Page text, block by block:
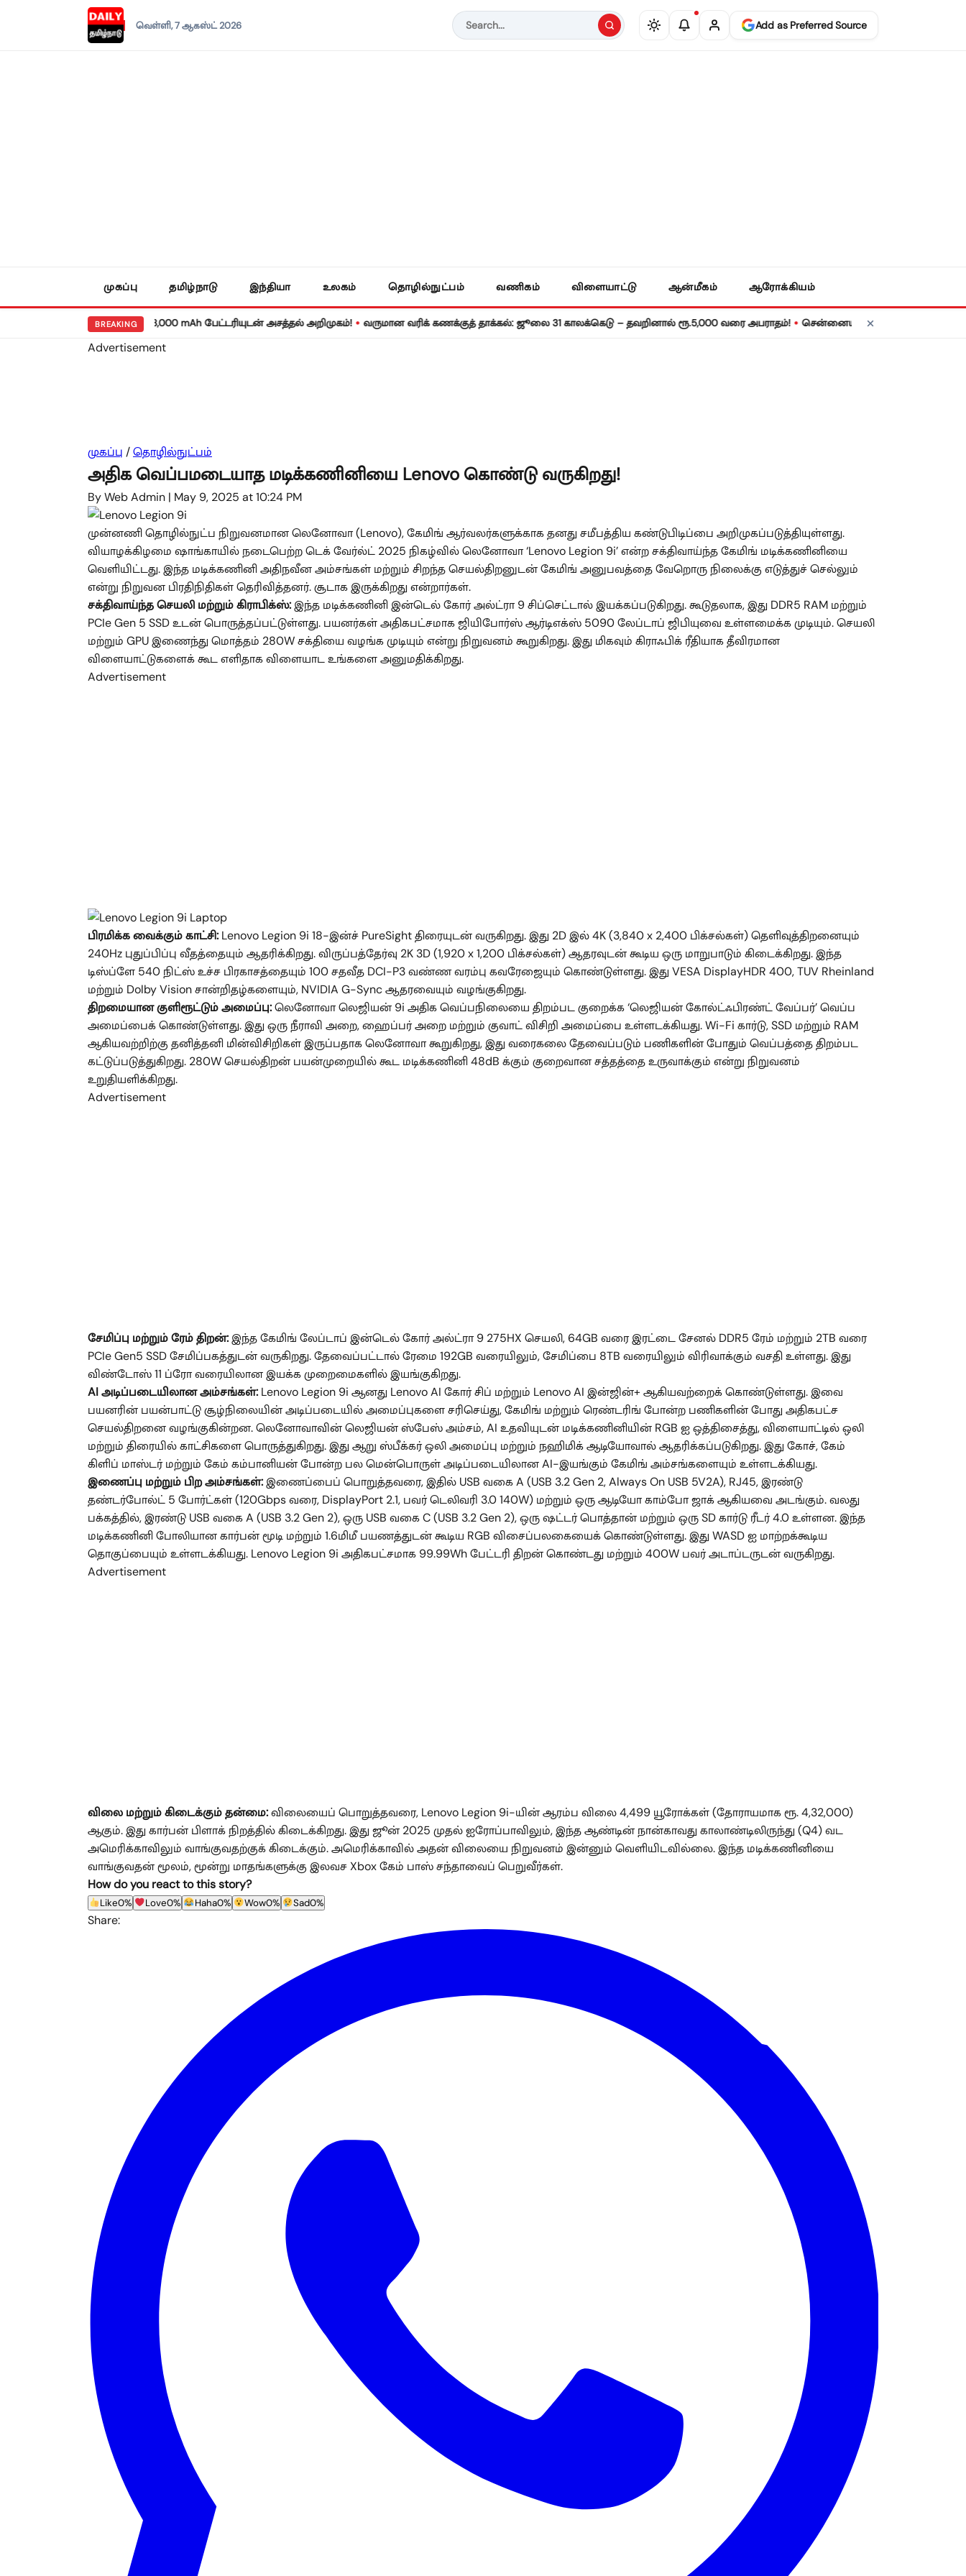
வெள்ளி, 7 ஆகஸ்ட் 2026 Add as Preferred Source
முகப்பு தமிழ்நாடு இந்தியா உலகம் தொழில்நுட்பம் வணிகம் விளையாட்டு ஆன்மீகம் ஆரோக்கியம்
BREAKING
ரெட்மி நோட் 17 5ஜி: 8,000 mAh பேட்டரியுடன் அசத்தல் அறிமுகம்! • வருமான வரிக் கணக்குத் தாக்கல்: ஜூலை 31 காலக்கெடு – தவறினால் ரூ.5,000 வரை அபராதம்! • சென்னையில் நாளை மின் தடை! உங்கள்
Advertisement
முகப்பு /தொழில்நுட்பம்
அதிக வெப்பமடையாத மடிக்கணினியை Lenovo கொண்டு வருகிறது!
By Web Admin | May 9, 2025 at 10:24 PM
முன்னணி தொழில்நுட்ப நிறுவனமான லெனோவா (Lenovo), கேமிங் ஆர்வலர்களுக்காக தனது சமீபத்திய கண்டுபிடிப்பை அறிமுகப்படுத்தியுள்ளது.
வியாழக்கிழமை ஷாங்காயில் நடைபெற்ற டெக் வேர்ல்ட் 2025 நிகழ்வில் லெனோவா ‘Lenovo Legion 9i’ என்ற சக்திவாய்ந்த கேமிங் மடிக்கணினியை
வெளியிட்டது. இந்த மடிக்கணினி அதிநவீன அம்சங்கள் மற்றும் சிறந்த செயல்திறனுடன் கேமிங் அனுபவத்தை வேறொரு நிலைக்கு எடுத்துச் செல்லும்
என்று நிறுவன பிரதிநிதிகள் தெரிவித்தனர். சூடாக இருக்கிறது என்றார்கள்.
சக்திவாய்ந்த செயலி மற்றும் கிராபிக்ஸ்:இந்த மடிக்கணினி இன்டெல் கோர் அல்ட்ரா 9 சிப்செட்டால் இயக்கப்படுகிறது. கூடுதலாக, இது DDR5 RAM மற்றும்
PCIe Gen 5 SSD உடன் பொருத்தப்பட்டுள்ளது. பயனர்கள் அதிகபட்சமாக ஜியிபோர்ஸ் ஆர்டிஎக்ஸ் 5090 லேப்டாப் ஜிபியுவை உள்ளமைக்க முடியும். செயலி
மற்றும் GPU இணைந்து மொத்தம் 280W சக்தியை வழங்க முடியும் என்று நிறுவனம் கூறுகிறது. இது மிகவும் கிராஃபிக் ரீதியாக தீவிரமான
விளையாட்டுகளைக் கூட எளிதாக விளையாட உங்களை அனுமதிக்கிறது.
Advertisement
பிரமிக்க வைக்கும் காட்சி: Lenovo Legion 9i 18-இன்ச் PureSight திரையுடன் வருகிறது. இது 2D இல் 4K (3,840 x 2,400 பிக்சல்கள்) தெளிவுத்திறனையும்
240Hz புதுப்பிப்பு வீதத்தையும் ஆதரிக்கிறது. விருப்பத்தேர்வு 2K 3D (1,920 x 1,200 பிக்சல்கள்) ஆதரவுடன் கூடிய ஒரு மாறுபாடும் கிடைக்கிறது. இந்த
டிஸ்ப்ளே 540 நிட்ஸ் உச்ச பிரகாசத்தையும் 100 சதவீத DCI-P3 வண்ண வரம்பு கவரேஜையும் கொண்டுள்ளது. இது VESA DisplayHDR 400, TUV Rheinland
மற்றும் Dolby Vision சான்றிதழ்களையும், NVIDIA G-Sync ஆதரவையும் வழங்குகிறது.
திறமையான குளிரூட்டும் அமைப்பு:லெனோவா லெஜியன் 9i அதிக வெப்பநிலையை திறம்பட குறைக்க ‘லெஜியன் கோல்ட்ஃபிரண்ட் வேப்பர்’ வெப்ப
அமைப்பைக் கொண்டுள்ளது. இது ஒரு நீராவி அறை, ஹைப்பர் அறை மற்றும் குவாட் விசிறி அமைப்பை உள்ளடக்கியது. Wi-Fi கார்டு, SSD மற்றும் RAM
ஆகியவற்றிற்கு தனித்தனி மின்விசிறிகள் இருப்பதாக லெனோவா கூறுகிறது, இது வரைகலை தேவைப்படும் பணிகளின் போதும் வெப்பத்தை திறம்பட
கட்டுப்படுத்துகிறது. 280W செயல்திறன் பயன்முறையில் கூட மடிக்கணினி 48dB க்கும் குறைவான சத்தத்தை உருவாக்கும் என்று நிறுவனம்
உறுதியளிக்கிறது.
Advertisement
சேமிப்பு மற்றும் ரேம் திறன்:இந்த கேமிங் லேப்டாப் இன்டெல் கோர் அல்ட்ரா 9 275HX செயலி, 64GB வரை இரட்டை சேனல் DDR5 ரேம் மற்றும் 2TB வரை
PCIe Gen5 SSD சேமிப்பகத்துடன் வருகிறது. தேவைப்பட்டால் ரேமை 192GB வரையிலும், சேமிப்பை 8TB வரையிலும் விரிவாக்கும் வசதி உள்ளது. இது
விண்டோஸ் 11 ப்ரோ வரையிலான இயக்க முறைமைகளில் இயங்குகிறது.
AI அடிப்படையிலான அம்சங்கள்: Lenovo Legion 9i ஆனது Lenovo AI கோர் சிப் மற்றும் Lenovo AI இன்ஜின்+ ஆகியவற்றைக் கொண்டுள்ளது. இவை
பயனரின் பயன்பாட்டு சூழ்நிலையின் அடிப்படையில் அமைப்புகளை சரிசெய்து, கேமிங் மற்றும் ரெண்டரிங் போன்ற பணிகளின் போது அதிகபட்ச
செயல்திறனை வழங்குகின்றன. லெனோவாவின் லெஜியன் ஸ்பேஸ் அம்சம், AI உதவியுடன் மடிக்கணினியின் RGB ஐ ஒத்திசைத்து, விளையாட்டில் ஒலி
மற்றும் திரையில் காட்சிகளை பொருத்துகிறது. இது ஆறு ஸ்பீக்கர் ஒலி அமைப்பு மற்றும் நஹிமிக் ஆடியோவால் ஆதரிக்கப்படுகிறது. இது கோச், கேம்
கிளிப் மாஸ்டர் மற்றும் கேம் கம்பானியன் போன்ற பல மென்பொருள் அடிப்படையிலான AI-இயங்கும் கேமிங் அம்சங்களையும் உள்ளடக்கியது.
இணைப்பு மற்றும் பிற அம்சங்கள்:இணைப்பைப் பொறுத்தவரை, இதில் USB வகை A (USB 3.2 Gen 2, Always On USB 5V2A), RJ45, இரண்டு
தண்டர்போல்ட் 5 போர்ட்கள் (120Gbps வரை, DisplayPort 2.1, பவர் டெலிவரி 3.0 140W) மற்றும் ஒரு ஆடியோ காம்போ ஜாக் ஆகியவை அடங்கும். வலது
பக்கத்தில், இரண்டு USB வகை A (USB 3.2 Gen 2), ஒரு USB வகை C (USB 3.2 Gen 2), ஒரு ஷட்டர் பொத்தான் மற்றும் ஒரு SD கார்டு ரீடர் 4.0 உள்ளன. இந்த
மடிக்கணினி போலியான கார்பன் மூடி மற்றும் 1.6மிமீ பயணத்துடன் கூடிய RGB விசைப்பலகையைக் கொண்டுள்ளது. இது WASD ஐ மாற்றக்கூடிய
தொகுப்பையும் உள்ளடக்கியது. Lenovo Legion 9i அதிகபட்சமாக 99.99Wh பேட்டரி திறன் கொண்டது மற்றும் 400W பவர் அடாப்டருடன் வருகிறது.
Advertisement
விலை மற்றும் கிடைக்கும் தன்மை:விலையைப் பொறுத்தவரை, Lenovo Legion 9i-யின் ஆரம்ப விலை 4,499 யூரோக்கள் (தோராயமாக ரூ. 4,32,000)
ஆகும். இது கார்பன் பிளாக் நிறத்தில் கிடைக்கிறது. இது ஜூன் 2025 முதல் ஐரோப்பாவிலும், இந்த ஆண்டின் நான்காவது காலாண்டிலிருந்து (Q4) வட
அமெரிக்காவிலும் வாங்குவதற்குக் கிடைக்கும். அமெரிக்காவில் அதன் விலையை நிறுவனம் இன்னும் வெளியிடவில்லை. இந்த மடிக்கணினியை
வாங்குவதன் மூலம், மூன்று மாதங்களுக்கு இலவச Xbox கேம் பாஸ் சந்தாவைப் பெறுவீர்கள்.
How do you react to this story?
Like0% Love0% Haha0% Wow0% Sad0%
Share: